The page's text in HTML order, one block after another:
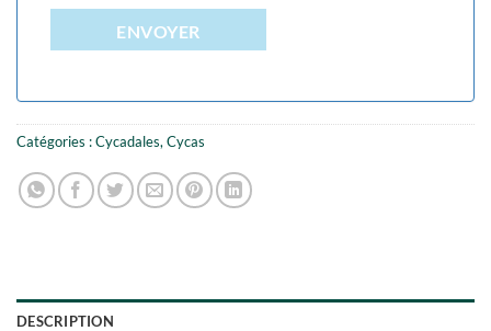
ENVOYER
Catégories :Cycadales, Cycas
DESCRIPTION